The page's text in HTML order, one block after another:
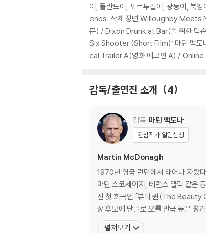
5) 아웃케이스/구성품/포장 상태 불량
※ 디스크 재생 불량
1) 기기 문제로 인해 발생하는 재생 불
2) 정전기와 먼지로 인해 재생이 원활
디스크에 미세한 잔 흠집이 남아있거
다.
※ 교환/반품 안내
1) 불량으로 인한 교환/반품 요청 시에
관련 사진과 동영상 및 재생 기기 모델
2) 사양 오인지, 오 구매, 변심 사유로
3) 스틸북 한정판, 초회 한정판의 경
4) 한정판 상품의 변심, 오구매로 인한
어, 폴란드어, 포르투갈어, 광동어,
enes: 삭제 장면 Willoughby Meets
문) / Dixon Drunk at Bar(술 취한 딕
Six Shooter (Short Film): 마틴 맥도
cal Trailer A(영화 예고편 A) / Online
감독/출연진 소개 4
감독 마틴 맥도나
관심작가 알림신청
Martin McDonagh
1970년 영국 런던에서 태어나 자랐
마틴 스코세이지, 테런스 맬릭 같은 동시대 감
진 첫 희곡인 「뷰티 퀸(The Beauty
펼쳐보기